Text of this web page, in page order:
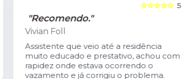
5
☆☆☆☆☆
"Recomendo."
Foll
que veio até a residência
educado e prestativo, achou com
onde estava ocorrendo o
e já corrigiu o problema.